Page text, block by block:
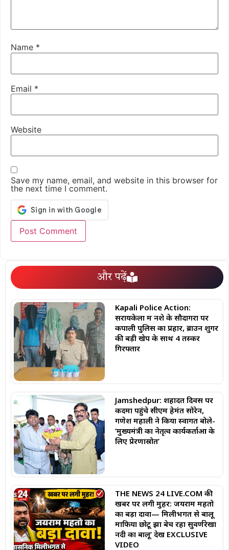
Name *
Email *
Website
Save my name, email, and website in this browser for
the next time I comment.
और पढ़ें
Kapali Police Action:
सरायकेला में नशे के सौदागरों पर
कपाली पुलिस का प्रहार, ब्राउन शुगर
की बड़ी खेप के साथ 4 तस्कर
गिरफ्तार
Jamshedpur: शहादत दिवस पर
कदमा पहुंचे सीएम हेमंत सोरेन,
गणेश महाली ने किया स्वागत बोले-
‘मुख्यमंत्री का नेतृत्व कार्यकर्ताओं के
लिए प्रेरणास्रोत’
THE NEWS 24 LIVE.COM की
खबर पर लगी मुहर: जयराम महतो
का बड़ा दावा— मिलीभगत से बालू
माफिया छोटू झा बेच रहा सुवर्णरेखा
नदी का बालू’ देखें EXCLUSIVE
VIDEO